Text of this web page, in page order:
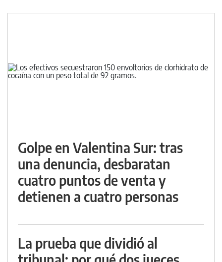
Golpe en Valentina Sur: tras
una denuncia, desbaratan
cuatro puntos de venta y
detienen a cuatro personas
La prueba que dividió al